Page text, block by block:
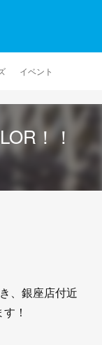
イベント
！！
、銀座店付近
！